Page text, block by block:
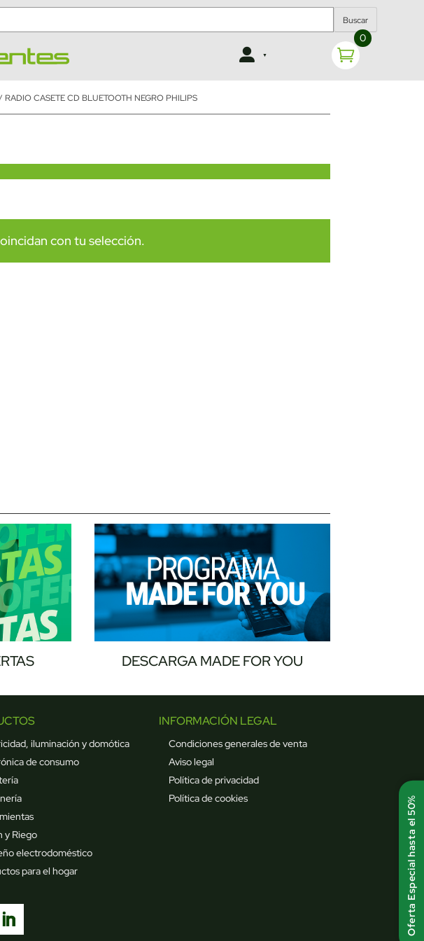
Buscar
0
RADIO CASETE CD BLUETOOTH NEGRO PHILIPS
con tu selección.
DESCARGA MADE FOR YOU
iluminación y domótica
de consumo
y Riego
electrodoméstico
para el hogar
INFORMACIÓN LEGAL
Condiciones generales de venta
Aviso legal
Política de privacidad
Política de cookies
Oferta Especial hasta el 50%